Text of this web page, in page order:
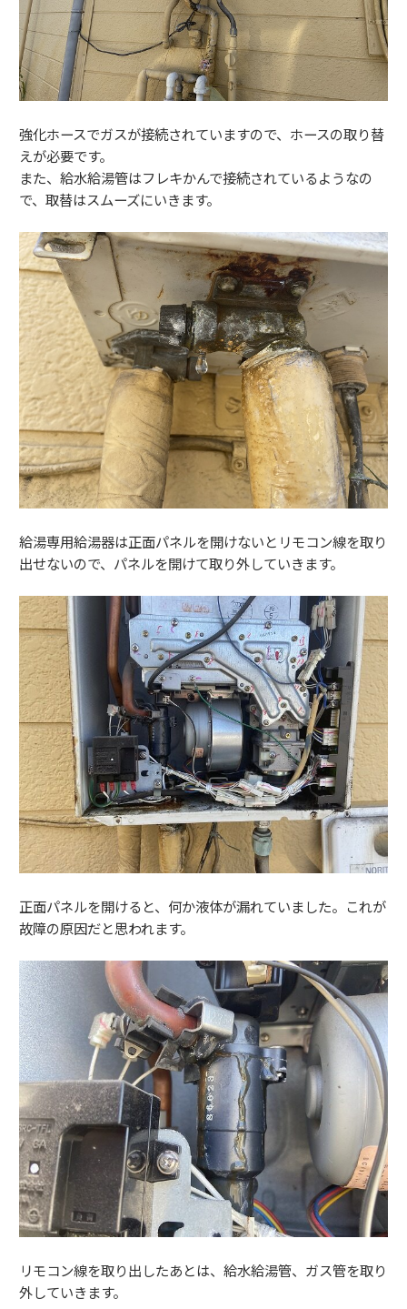
強化ホースでガスが接続されていますので、ホースの取り替
えが必要です。
また、給水給湯管はフレキかんで接続されているようなの
で、取替はスムーズにいきます。
給湯専用給湯器は正面パネルを開けないとリモコン線を取り
出せないので、パネルを開けて取り外していきます。
正面パネルを開けると、何か液体が漏れていました。これが
故障の原因だと思われます。
リモコン線を取り出したあとは、給水給湯管、ガス管を取り
外していきます。